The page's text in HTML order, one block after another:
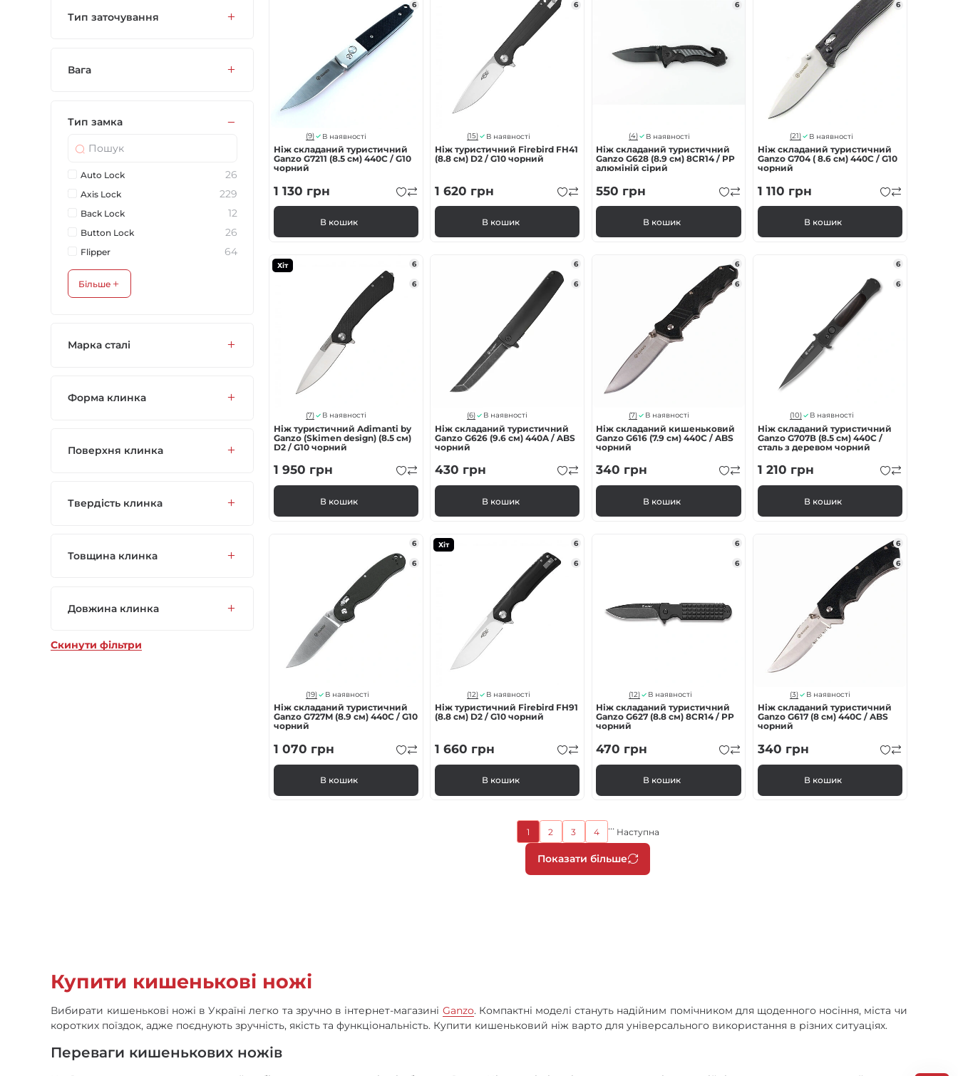
6
(9) В наявності
Ніж складаний туристичний
Ganzo G7211 (8.5 см) 440C / G10
чорний
1 130 грн
В кошик
6
(15) В наявності
Ніж туристичний Firebird FH41
(8.8 см) D2 / G10 чорний
1 620 грн
В кошик
6
(4) В наявності
Ніж складаний туристичний
Ganzo G628 (8.9 см) 8CR14 / PP
алюміній сірий
550 грн
В кошик
6
(21) В наявності
Ніж складаний туристичний
Ganzo G704 ( 8.6 см) 440С / G10
чорний
1 110 грн
В кошик
Хіт 6
6
(7) В наявності
Нiж туристичний Adimanti by
Ganzo (Skimen design) (8.5 см)
D2 / G10 чорний
1 950 грн
В кошик
6
6
(6) В наявності
Ніж складаний туристичний
Ganzo G626 (9.6 см) 440A / ABS
чорний
430 грн
В кошик
6
6
(7) В наявності
Ніж складаний кишеньковий
Ganzo G616 (7.9 см) 440C / ABS
чорний
340 грн
В кошик
6
6
(10) В наявності
Ніж складаний туристичний
Ganzo G707В (8.5 см) 440C /
сталь з деревом чорний
1 210 грн
В кошик
6
6
(19) В наявності
Ніж складаний туристичний
Ganzo G727M (8.9 см) 440С / G10
чорний
1 070 грн
В кошик
Хіт 6
6
(12) В наявності
Ніж туристичний Firebird FH91
(8.8 см) D2 / G10 чорний
1 660 грн
В кошик
6
6
(12) В наявності
Ніж складаний туристичний
Ganzo G627 (8.8 см) 8CR14 / PP
чорний
470 грн
В кошик
6
6
(3) В наявності
Ніж складаний туристичний
Ganzo G617 (8 см) 440C / ABS
чорний
340 грн
В кошик
Розбивка
на
сторінки
Показати більше
Поточна
сторінка
1
Page
2
Page
3
Page
4 …
Наступна
сторінка
Наступна
Тип заточування
Вага
Тип замка
Auto Lock 26
Axis Lock 229
Back Lock 12
Button Lock 26
Flipper 64
Більше
Марка сталі
Форма клинка
Поверхня клинка
Твердість клинка
Товщина клинка
Довжина клинка
Скинути фільтри
Купити кишенькові ножі
Вибирати кишенькові ножі в Україні легко та зручно в інтернет-магазині Ganzo. Компактні моделі стануть надійним помічником для щоденного носіння, міста чи
коротких поїздок, адже поєднують зручність, якість та функціональність. Купити кишеньковий ніж варто для універсального використання в різних ситуаціях.
Переваги кишенькових ножів